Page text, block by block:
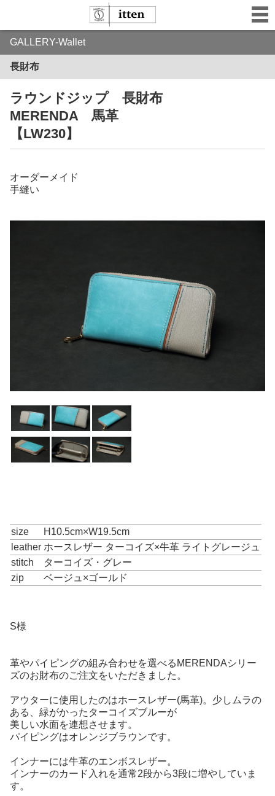
GALLERY-Wallet
長財布
ラウンドジップ 長財布
MERENDA 馬革
【LW230】
オーダーメイド
手縫い
size
H10.5cm×W19.5cm
leather ホースレザー ターコイズ×牛革 ライトグレージュ
stitch
ターコイズ・グレー
zip
ベージュ×ゴールド
S様
革やパイピングの組み合わせを選べるMERENDAシリー
ズのお財布のご注文をいただきました。
アウターに使用したのはホースレザー(馬革)。少しムラの
ある、緑がかったターコイズブルーが
美しい水面を連想させます。
パイピングはオレンジブラウンです。
インナーには牛革のエンボスレザー。
インナーのカード入れを通常2段から3段に増やしていま
す。